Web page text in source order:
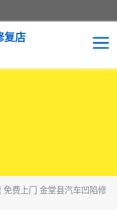
复店
免费上门 金堂县汽车凹陷修